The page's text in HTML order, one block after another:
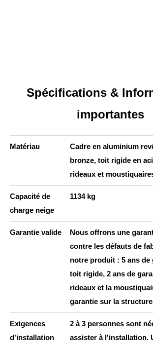
Spécifications &
importantes
Matériau
Cadre en aluminium
bronze, toit rigide en
rideaux et
Capacité de
charge neige
1134 kg
Garantie valide
Nous offrons une
contre les défauts de
notre produit : 5 ans de
toit rigide, 2 ans de
rideaux et la
garantie sur la
Exigences
d'installation
2 à 3 personnes sont
assister à l'installation.